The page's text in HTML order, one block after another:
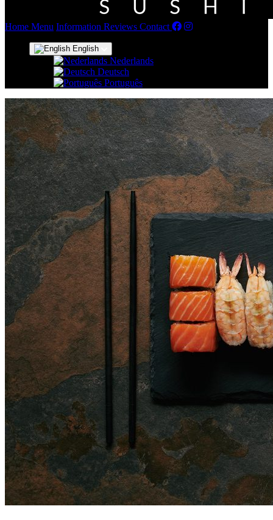
Home (current)
Menu Information Reviews Contact
English
Nederlands
Deutsch
Português